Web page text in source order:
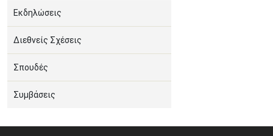
Εκδηλώσεις
Διεθνείς Σχέσεις
Σπουδές
Συμβάσεις